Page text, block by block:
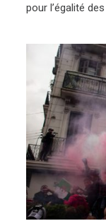
pour l’égalité